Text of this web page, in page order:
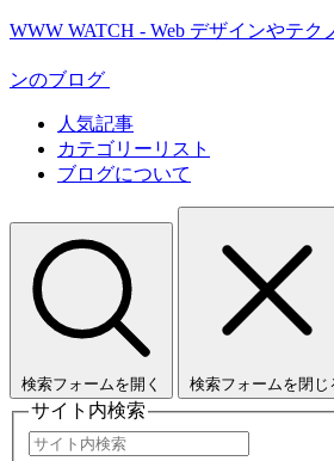
WWW WATCH - Web デザインやテク
ンのブログ
人気記事
カテゴリーリスト
ブログについて
検索フォームを開く 検索フォームを閉じ
サイト内検索